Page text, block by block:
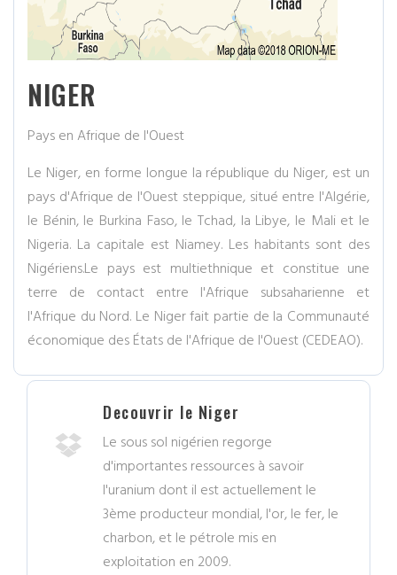
NIGER
Pays en Afrique de l'Ouest
Le Niger, en forme longue la république du Niger, est un
pays d'Afrique de l'Ouest steppique, situé entre l'Algérie,
le Bénin, le Burkina Faso, le Tchad, la Libye, le Mali et le
Nigeria. La capitale est Niamey. Les habitants sont des
Nigériens.Le pays est multiethnique et constitue une
terre de contact entre l'Afrique subsaharienne et
l'Afrique du Nord. Le Niger fait partie de la Communauté
économique des États de l'Afrique de l'Ouest (CEDEAO).
Decouvrir le Niger
Le sous sol nigérien regorge
d'importantes ressources à savoir
l'uranium dont il est actuellement le
3ème producteur mondial, l'or, le fer, le
charbon, et le pétrole mis en
exploitation en 2009.